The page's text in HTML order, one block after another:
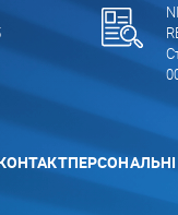
ПЕРСОНАЛЬНІ